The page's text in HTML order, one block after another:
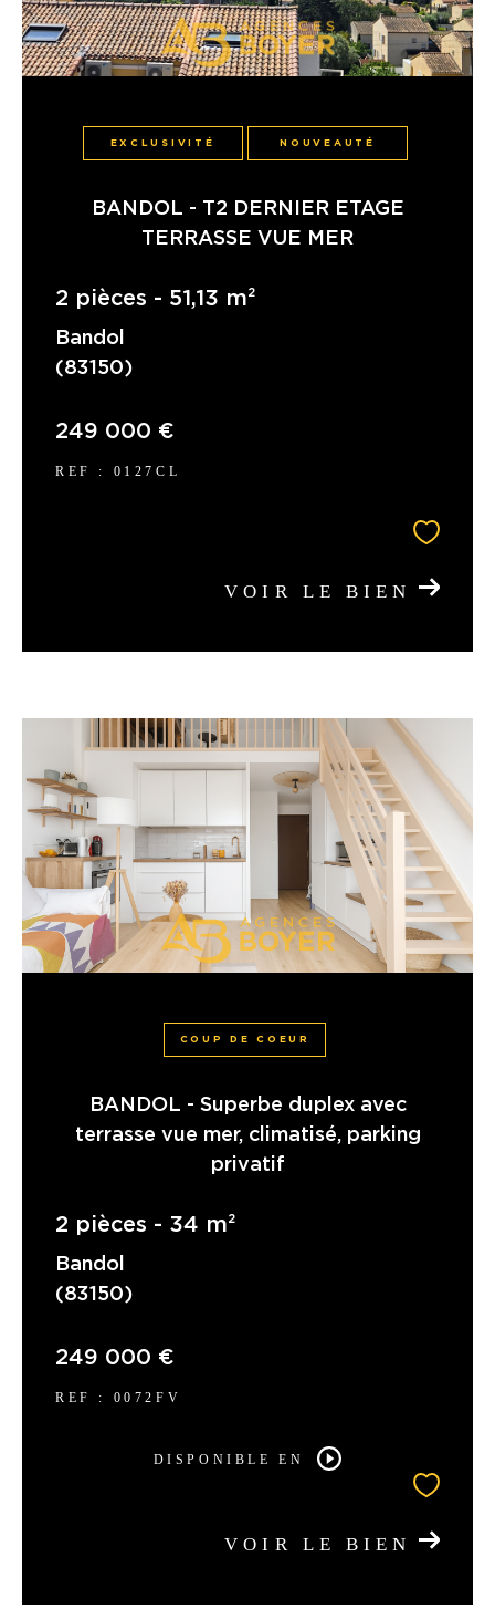
EXCLUSIVITÉ NOUVEAUTÉ
BANDOL - T2 DERNIER ETAGE
TERRASSE VUE MER
2 pièces - 51,13 m²
Bandol
(83150)
249 000 €
REF : 0127CL
VOIR LE BIEN
COUP DE COEUR
BANDOL - Superbe duplex avec
terrasse vue mer, climatisé, parking
privatif
2 pièces - 34 m²
Bandol
(83150)
249 000 €
REF : 0072FV
DISPONIBLE EN
VOIR LE BIEN